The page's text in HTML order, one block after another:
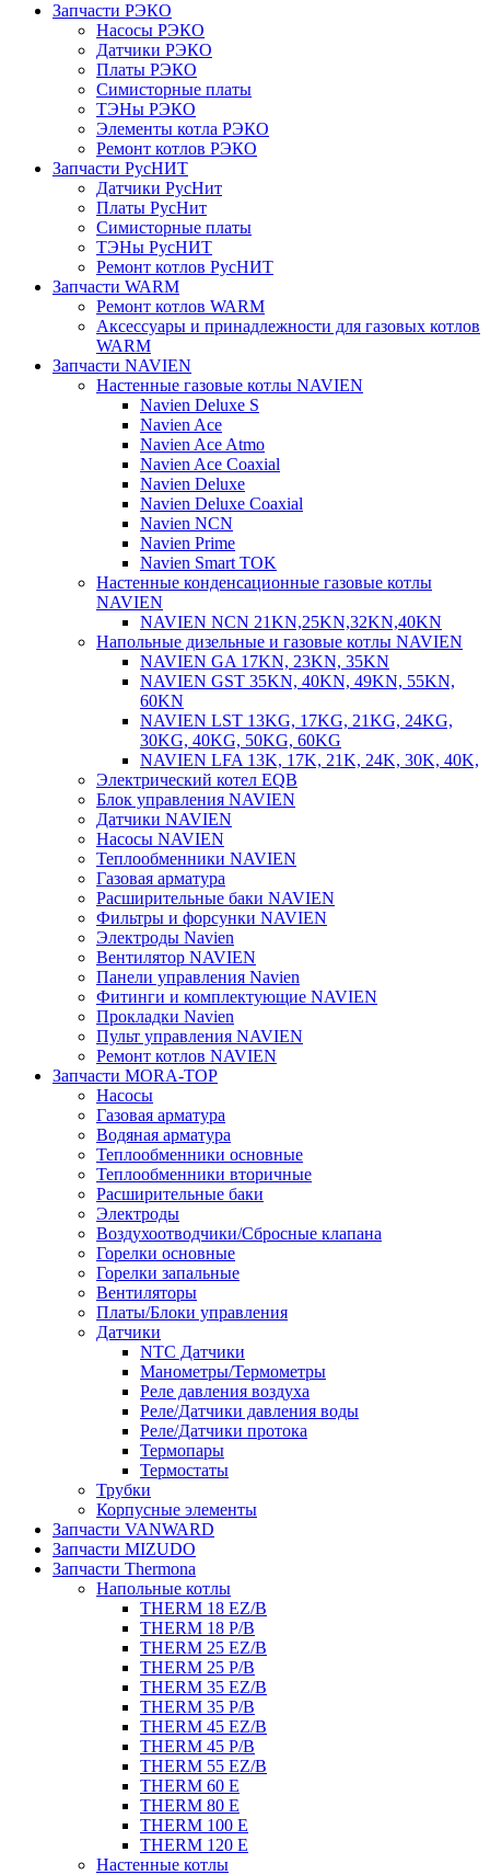
Запчасти РЭКО
Насосы РЭКО
Датчики РЭКО
Платы РЭКО
Симисторные платы
ТЭНы РЭКО
Элементы котла РЭКО
Ремонт котлов РЭКО
Запчасти РусНИТ
Датчики РусНит
Платы РусНит
Симисторные платы
ТЭНы РусНИТ
Ремонт котлов РусНИТ
Запчасти WARM
Ремонт котлов WARM
Аксессуары и принадлежности для газовых котлов
WARM
Запчасти NAVIEN
Настенные газовые котлы NAVIEN
Navien Deluxe S
Navien Ace
Navien Ace Atmo
Navien Ace Coaxial
Navien Deluxe
Navien Deluxe Coaxial
Navien NCN
Navien Prime
Navien Smart TOK
Настенные конденсационные газовые котлы
NAVIEN
NAVIEN NCN 21KN,25KN,32KN,40KN
Напольные дизельные и газовые котлы NAVIEN
NAVIEN GA 17KN, 23KN, 35KN
NAVIEN GST 35KN, 40KN, 49KN, 55KN,
60KN
NAVIEN LST 13KG, 17KG, 21KG, 24KG,
30KG, 40KG, 50KG, 60KG
NAVIEN LFA 13K, 17K, 21K, 24K, 30K, 40K,
Электрический котел EQB
Блок управления NAVIEN
Датчики NAVIEN
Насосы NAVIEN
Теплообменники NAVIEN
Газовая арматура
Расширительные баки NAVIEN
Фильтры и форсунки NAVIEN
Электроды Navien
Вентилятор NAVIEN
Панели управления Navien
Фитинги и комплектующие NAVIEN
Прокладки Navien
Пульт управления NAVIEN
Ремонт котлов NAVIEN
Запчасти MORA-TOP
Насосы
Газовая арматура
Водяная арматура
Теплообменники основные
Теплообменники вторичные
Расширительные баки
Электроды
Воздухоотводчики/Сбросные клапана
Горелки основные
Горелки запальные
Вентиляторы
Платы/Блоки управления
Датчики
NTC Датчики
Манометры/Термометры
Реле давления воздуха
Реле/Датчики давления воды
Реле/Датчики протока
Термопары
Термостаты
Трубки
Корпусные элементы
Запчасти VANWARD
Запчасти MIZUDO
Запчасти Thermona
Напольные котлы
THERM 18 EZ/B
THERM 18 P/B
THERM 25 EZ/B
THERM 25 P/B
THERM 35 EZ/B
THERM 35 P/B
THERM 45 EZ/B
THERM 45 P/B
THERM 55 EZ/B
THERM 60 E
THERM 80 E
THERM 100 E
THERM 120 E
Настенные котлы